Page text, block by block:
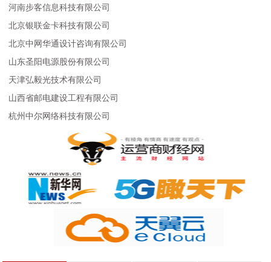
河南步客信息科技有限公司
北京银联金卡科技有限公司
北京中网华通设计咨询有限公司
山东圣阳电源股份有限公司
天津弘毅光技术有限公司
山西省邮电建设工程有限公司
杭州中尔网络科技有限公司